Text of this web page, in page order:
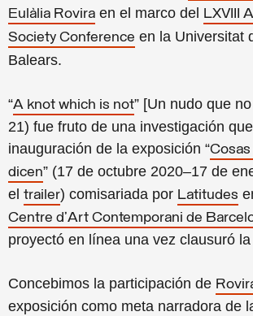
Eulàlia Rovira en el marco del LXVIII
Society Conference en la Universitat
Balears.
“A knot which is not” [Un nudo que
21) fue fruto de una investigación
inauguración de la exposición “Cosas
dicen” (17 de octubre 2020–17 de
el trailer) comisariada por Latitudes
Centre d’Art Contemporani de
proyectó en línea una vez clausuró
Concebimos la participación de
exposición como meta narradora de